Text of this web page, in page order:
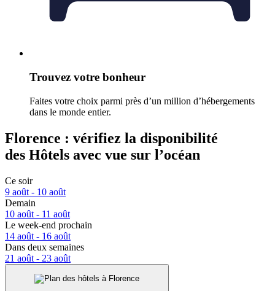
Trouvez votre bonheur
Faites votre choix parmi près d’un million d’hébergements
dans le monde entier.
Florence : vérifiez la disponibilité
des Hôtels avec vue sur l’océan
Ce soir
9 août - 10 août
Demain
10 août - 11 août
Le week-end prochain
14 août - 16 août
Dans deux semaines
21 août - 23 août